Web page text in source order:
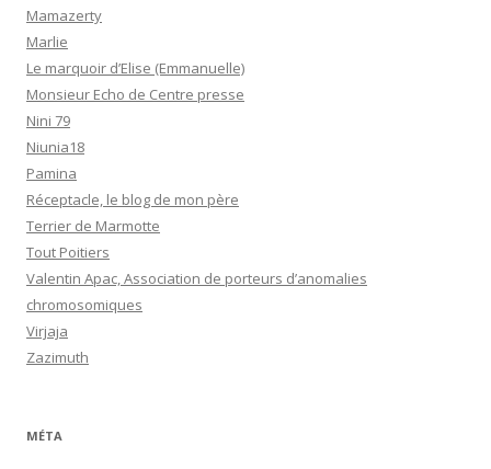
Mamazerty
Marlie
Le marquoir d’Elise (Emmanuelle)
Monsieur Echo de Centre presse
Nini 79
Niunia18
Pamina
Réceptacle, le blog de mon père
Terrier de Marmotte
Tout Poitiers
Valentin Apac, Association de porteurs d’anomalies
chromosomiques
Virjaja
Zazimuth
MÉTA